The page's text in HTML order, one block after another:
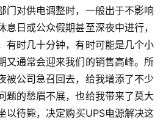
门对供电调整时，一般出于不影响
日或公众假期甚至深夜中进行，
有时几十分钟，有时可能是几个小
又通常会迎来我们的销售高峰。所
被公司急召回去，给我增添了不少
题的愁眉不展，也给我带来了莫大
以待毙，决定购买UPS电源解决这